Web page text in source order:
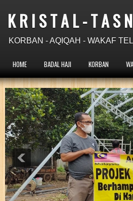
K R I S T A L - T A S
KORBAN - AQIQAH - WAKAF
HOME BADAL HAJI KORBAN